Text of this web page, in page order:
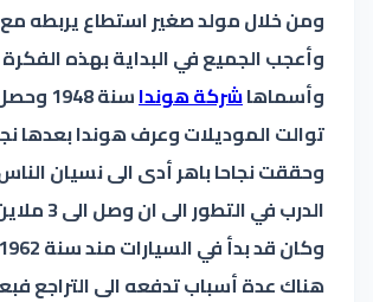
ومن خلال مولد صغير استطاع يربطه مع
وأسماهاشركة هوندا
سنة
الدرب في التطور الى ان وصل الى 3 ملاين دراجة مشحونة الى أمريكا سنة 1990 وقد حقق كل احلامه في مجال الدرجات النارية ، زكان قد أصبح جاهزا لاجتياح عالم السيارات .
وكان قد بدأ في السيارات مند سنة 1962 رغم معارضة وزارة الصناعة في